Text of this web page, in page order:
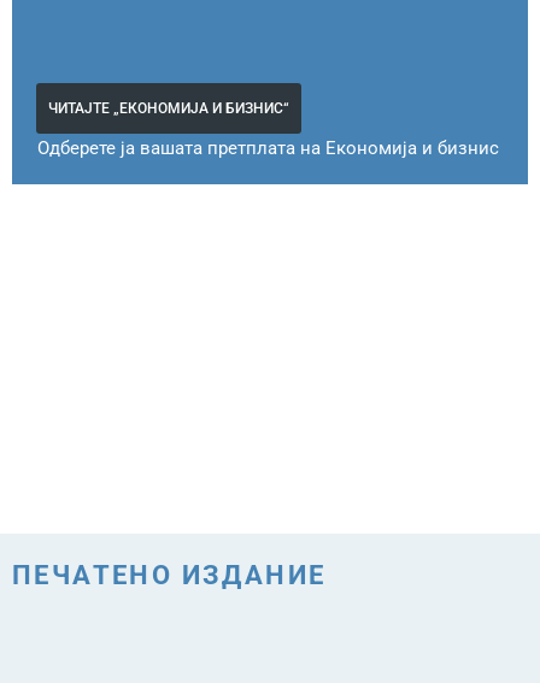
ЧИТАЈТЕ „ЕКОНОМИЈА И БИЗНИС“
Одберете ја вашата претплата на Економија и бизнис
ПЕЧАТЕНО ИЗДАНИЕ